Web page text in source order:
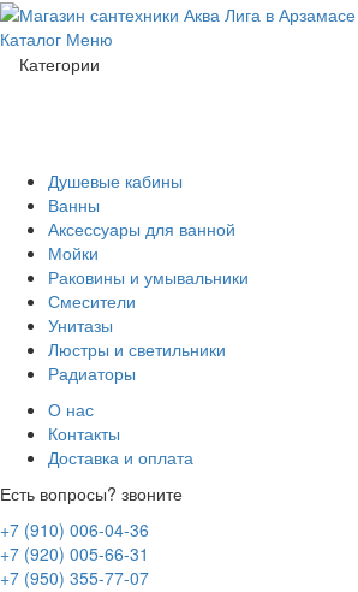
Каталог Меню
Категории
Душевые кабины
Ванны
Аксессуары для ванной
Мойки
Раковины и умывальники
Смесители
Унитазы
Люстры и светильники
Радиаторы
О нас
Контакты
Доставка и оплата
Есть вопросы? звоните
+7 (910) 006-04-36
+7 (920) 005-66-31
+7 (950) 355-77-07